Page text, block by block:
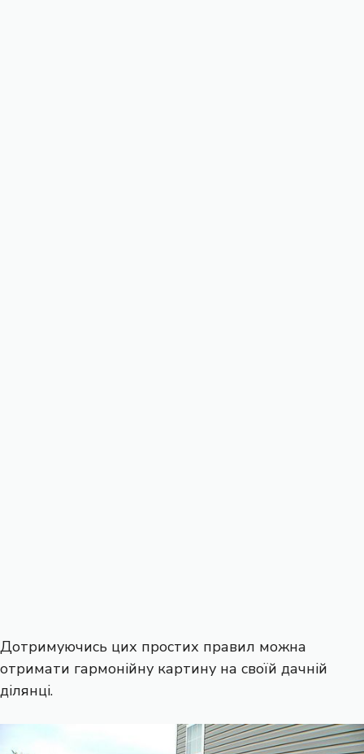
Дотримуючись цих простих правил можна
отримати гармонійну картину на своїй дачній
ділянці.